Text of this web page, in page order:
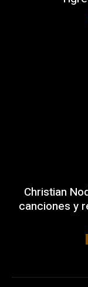
Christian
canciones y